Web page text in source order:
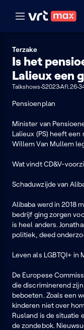
Naar hoofdinhoud
Terzake
Is het
Lalieux een
Talkshows S2023Afl.26
Pensioenplan
Minister van
Lalieux (PS) heeft
Willem Van Mullem
Wat vindt CD&V-
Schaduwzijde van
Alibaba werd in 2018
bedrijf ging zorgen
is heel anders.
politiek, deed
Leven als LGBTQI+ in
De Europese
die discriminerend
beboeten. Zoals een
kinderen niet over
Rusland is de situatie
de zondebok.